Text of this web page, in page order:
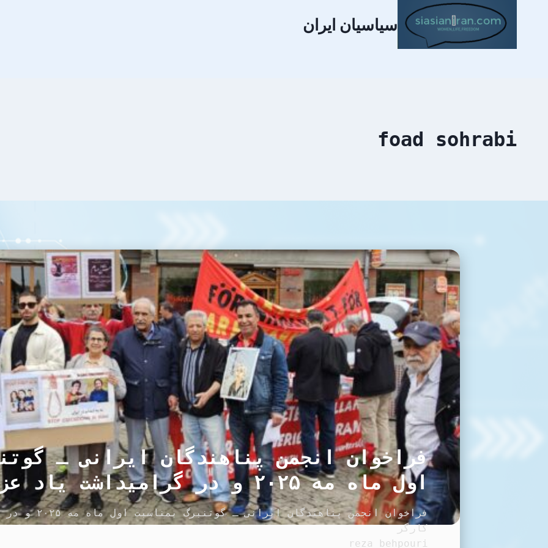
سیاسیان ایران
foad sohrabi
فراخوان انجمن پناهندگان ایرانی ـ
اول ماه مه ۲۰۲۵ و در گرامیداشت یاد عزیزان کارگر
فراخوان انجمن
کارگر
reza behpouri